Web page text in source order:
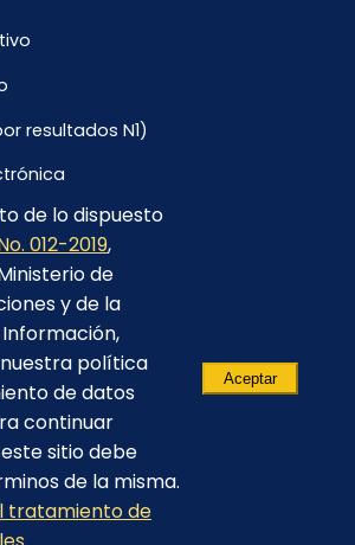
resultados N1)
de Facturación
y Social
Chachimbiro
mediante “Lista Corta”
Asociativos
EP - Todos los derechos
de lo dispuesto
012-2019,
de
y de la
política
de datos
continuar
sitio debe
de la misma.
tratamiento de
Aceptar